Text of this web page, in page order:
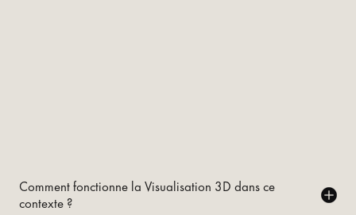
Comment fonctionne la Visualisation 3D dans ce
contexte ?